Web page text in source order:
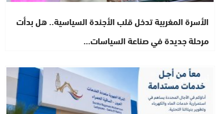
الأسرة المغربية تدخل قلب الأجندة السياسية.. هل بدأت
مرحلة جديدة في صناعة السياسات…
أخبار الصحراء